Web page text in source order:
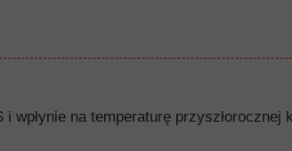
wpłynie na temperaturę przyszłorocznej